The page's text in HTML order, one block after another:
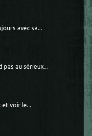
avec sa...
pas au sérieux...
et voir le...